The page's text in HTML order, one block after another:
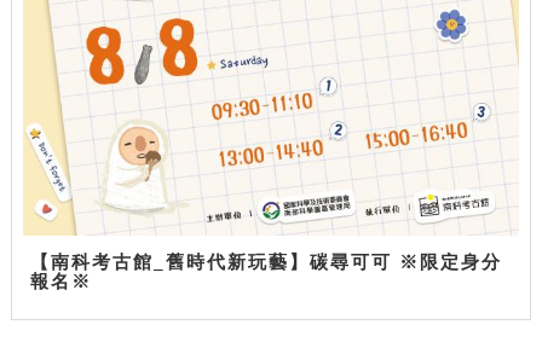
【南科考古館_舊時代新玩藝】碳尋可可 ※限定身分
報名※